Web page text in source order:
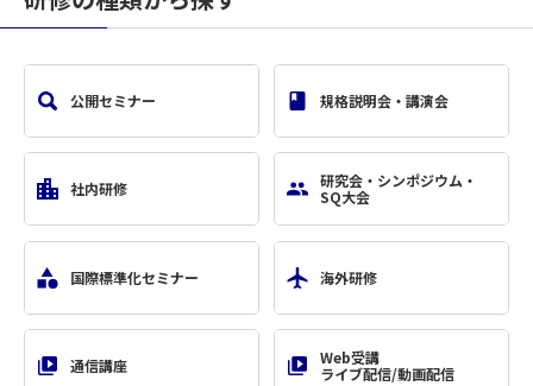
公開セミナー 規格説明会・講演会
社内研修
研究会・シンポジウム・
SQ大会
国際標準化セミナー 海外研修
通信講座
Web受講
ライブ配信/動画配信